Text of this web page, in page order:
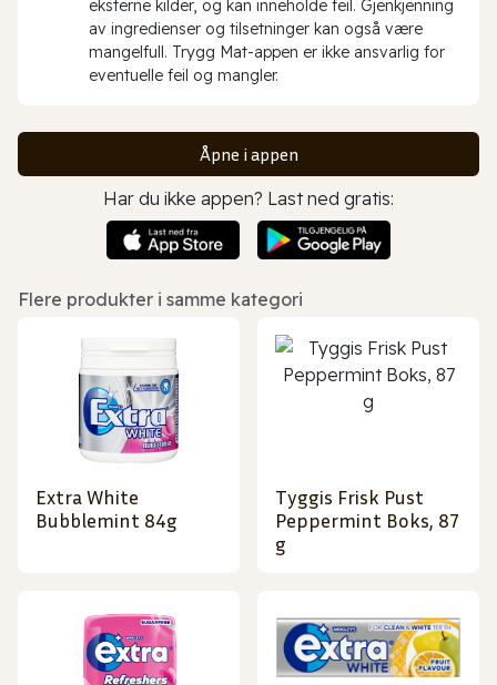
eksterne kilder, og kan inneholde feil. Gjenkjenning
av ingredienser og tilsetninger kan også være
mangelfull. Trygg Mat-appen er ikke ansvarlig for
eventuelle feil og mangler.
Åpne i appen
Har du ikke appen? Last ned gratis:
Flere produkter i samme kategori
Extra White
Bubblemint 84g
Tyggis Frisk Pust
Peppermint Boks, 87
g